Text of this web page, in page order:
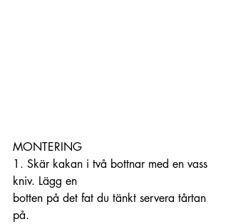
MONTERING
1. Skär kakan i två bottnar med en vass
kniv. Lägg en
botten på det fat du tänkt servera tårtan
på.